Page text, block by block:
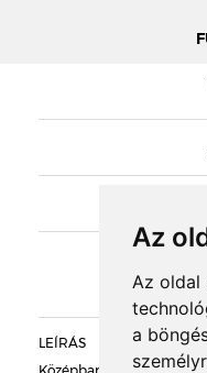
Az
Az oldal
a
LEÍRÁS
ENGELS